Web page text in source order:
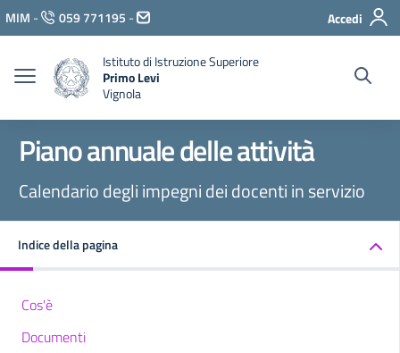
Vai ai contenuti
Vai al menu di navigazione
Vai al footer
MIM - 059 771195 - Accedi
Istituto di Istruzione Superiore
Primo Levi
Vignola
Piano annuale delle attività
Calendario degli impegni dei docenti in servizio
Indice della pagina
Cos'è
Documenti